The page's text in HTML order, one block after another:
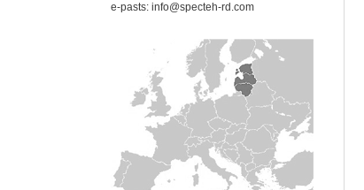
e-pasts: info@specteh-rd.com